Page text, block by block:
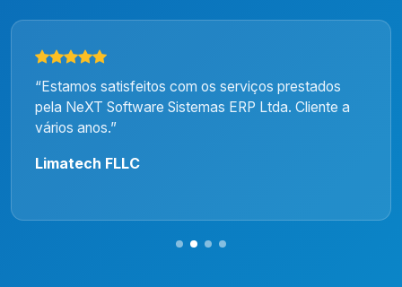
“Estamos satisfeitos com os serviços prestados
pela NeXT Software Sistemas ERP Ltda. Cliente a
vários anos.”
Limatech FLLC